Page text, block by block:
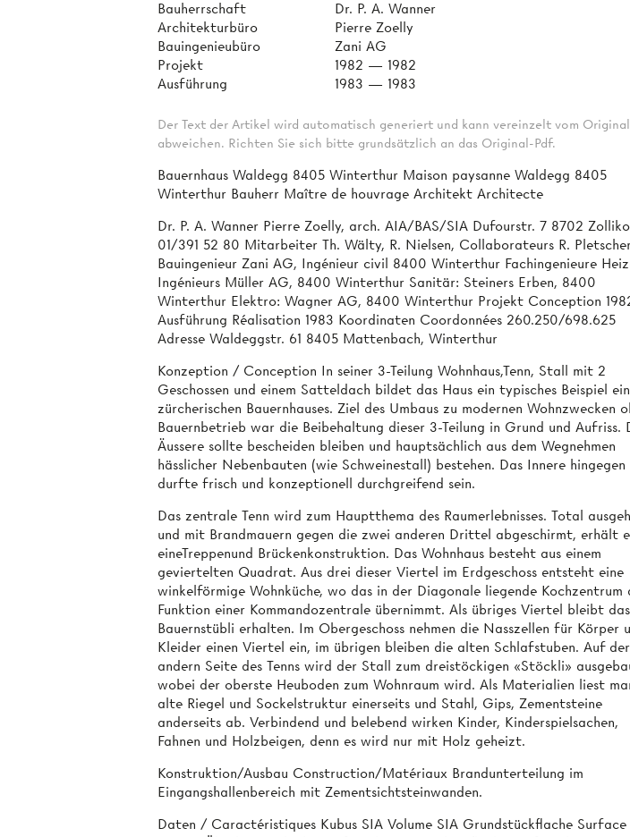
Bauherrschaft
Dr. P. A. Wanner
Architekturbüro
Pierre Zoelly
Bauingenieubüro
Zani AG
Projekt
1982 — 1982
Ausführung
1983 — 1983
Der Text der Artikel wird automatisch generiert und kann vereinzelt vom Original
abweichen. Richten Sie sich bitte grundsätzlich an das Original-Pdf.
Bauernhaus Waldegg 8405 Winterthur Maison paysanne Waldegg 8405
Winterthur Bauherr Maître de houvrage Architekt Architecte
Dr. P. A. Wanner Pierre Zoelly, arch. AIA/BAS/SIA Dufourstr. 7 8702
01/391 52 80 Mitarbeiter Th. Wälty, R. Nielsen, Collaborateurs R.
Bauingenieur Zani AG, Ingénieur civil 8400 Winterthur Fachingenieure
Ingénieurs Müller AG, 8400 Winterthur Sanitär: Steiners Erben, 8400
Winterthur Elektro: Wagner AG, 8400 Winterthur Projekt Conception
Ausführung Réalisation 1983 Koordinaten Coordonnées 260.250/698.625
Adresse Waldeggstr. 61 8405 Mattenbach, Winterthur
Konzeption / Conception In seiner 3-Teilung Wohnhaus,Tenn, Stall mit 2
Geschossen und einem Satteldach bildet das Haus ein typisches Beispiel
zürcherischen Bauernhauses. Ziel des Umbaus zu modernen Wohnzwecken
Bauernbetrieb war die Beibehaltung dieser 3-Teilung in Grund und Aufriss.
Äussere sollte bescheiden bleiben und hauptsächlich aus dem Wegnehmen
hässlicher Nebenbauten (wie Schweinestall) bestehen. Das Innere hingegen
durfte frisch und konzeptionell durchgreifend sein.
Das zentrale Tenn wird zum Hauptthema des Raumerlebnisses. Total
und mit Brandmauern gegen die zwei anderen Drittel abgeschirmt, erhält
eineTreppenund Brückenkonstruktion. Das Wohnhaus besteht aus einem
geviertelten Quadrat. Aus drei dieser Viertel im Erdgeschoss entsteht eine
winkelförmige Wohnküche, wo das in der Diagonale liegende Kochzentrum
Funktion einer Kommandozentrale übernimmt. Als übriges Viertel bleibt
Bauernstübli erhalten. Im Obergeschoss nehmen die Nasszellen für Körper
Kleider einen Viertel ein, im übrigen bleiben die alten Schlafstuben. Auf der
andern Seite des Tenns wird der Stall zum dreistöckigen «Stöckli»
wobei der oberste Heuboden zum Wohnraum wird. Als Materialien liest
alte Riegel­ und Sockelstruktur einerseits und Stahl, Gips, Zementsteine
anderseits ab. Verbindend und belebend wirken Kinder, Kinderspielsachen,
Fahnen und Holzbeigen, denn es wird nur mit Holz geheizt.
Konstruktion/Ausbau Construction/Matériaux Brandunterteilung im
Eingangshallenbereich mit Zementsichtsteinwanden.
Daten / Caractéristiques Kubus SIA Volume SIA Grundstückflache Surface